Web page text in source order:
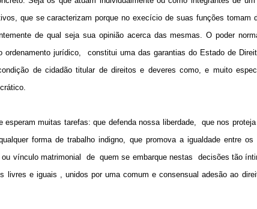
que se caracterizam porque no execício de suas funções tomam
de qual seja sua opinião acerca das mesmas. O poder
jurídico,
constitui uma das garantias do Estado de
de cidadão titular de direitos e deveres como, e muito
muitas tarefas: que defenda nossa liberdade,
que nos
forma de trabalho indigno, que promova a igualdade entre
vínculo matrimonial de quem se embarque nestas
decisões tão
livres e iguais , unidos por uma comum e consensual adesão ao